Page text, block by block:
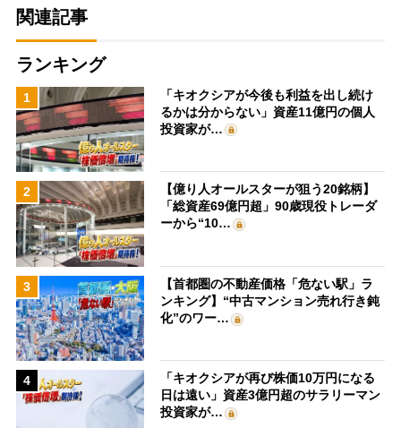
関連記事
ランキング
1
「キオクシアが今後も利益を出し続け
るかは分からない」資産11億円の個人
投資家が…
2
【億り人オールスターが狙う20銘柄】
「総資産69億円超」90歳現役トレーダ
ーから“10…
3
【首都圏の不動産価格「危ない駅」ラ
ンキング】“中古マンション売れ行き鈍
化”のワー…
4
「キオクシアが再び株価10万円になる
日は遠い」資産3億円超のサラリーマン
投資家が…